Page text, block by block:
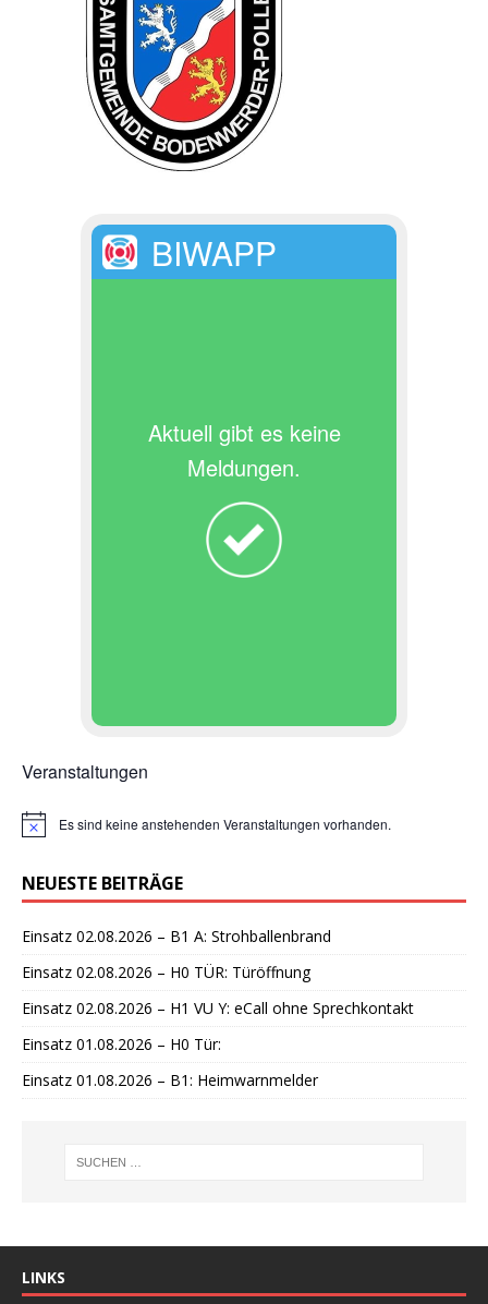
BIWAPP
Aktuell gibt es keine
Meldungen.
Veranstaltungen
H
w
e
s
Es sind keine anstehenden Veranstaltungen vorhanden.
NEUESTE BEITRÄGE
Einsatz 02.08.2026 – B1 A: Strohballenbrand
Einsatz 02.08.2026 – H0 TÜR: Türöffnung
Einsatz 02.08.2026 – H1 VU Y: eCall ohne Sprechkontakt
Einsatz 01.08.2026 – H0 Tür:
Einsatz 01.08.2026 – B1: Heimwarnmelder
LINKS